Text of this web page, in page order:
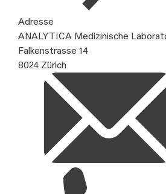
Adresse
ANALYTICA Medizinische
Falkenstrasse 14
8024 Zürich